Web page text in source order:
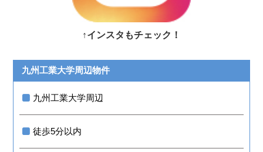
↑インスタもチェック！
九州工業大学周辺物件
九州工業大学周辺
徒歩5分以内